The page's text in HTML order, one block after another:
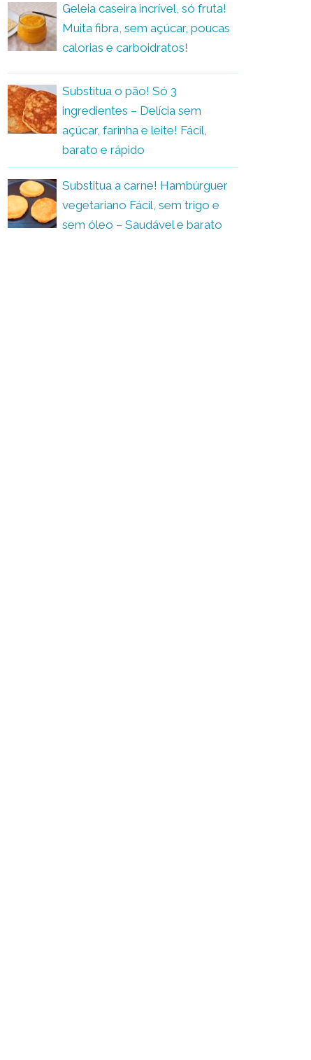
Geleia caseira incrível, só fruta!
Muita fibra, sem açúcar, poucas
calorias e carboidratos!
Substitua o pão! Só 3
ingredientes – Delícia sem
açúcar, farinha e leite! Fácil,
barato e rápido
Substitua a carne! Hambúrguer
vegetariano Fácil, sem trigo e
sem óleo – Saudável e barato